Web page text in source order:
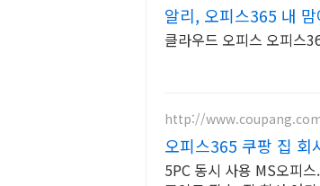
알리, 오피스365 내
가
클라우드 오피스 오피스
http://
오피스365 쿠팡 집 회
5PC 동시 사용 MS오피